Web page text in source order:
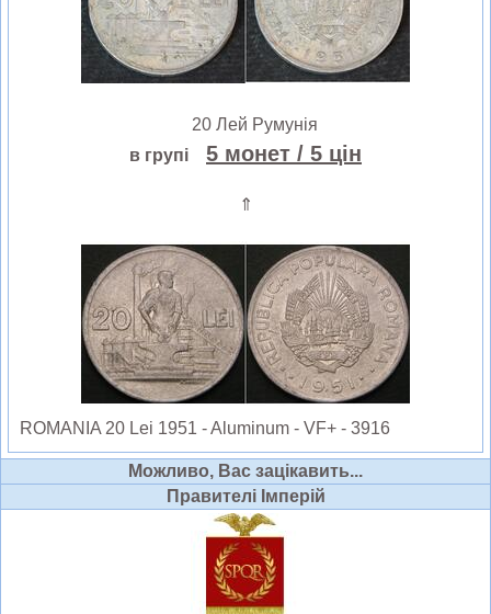
20 Лей Румунія
в групі
5 монет / 5 цін
⇑
ROMANIA 20 Lei 1951 - Aluminum - VF+ - 3916
Можливо, Вас зацікавить...
Правителі Імперій